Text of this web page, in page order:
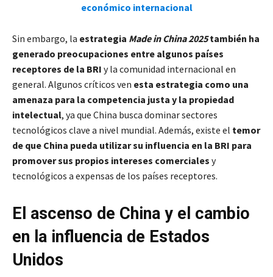
económico internacional
Sin embargo, la estrategia Made in China 2025también ha
generado preocupaciones entre algunos países
receptores de la BRI y la comunidad internacional en
general. Algunos críticos ven esta estrategia como una
amenaza para la competencia justa y la propiedad
intelectual, ya que China busca dominar sectores
tecnológicos clave a nivel mundial. Además, existe el temor
de que China pueda utilizar su influencia en la BRI para
promover sus propios intereses comerciales y
tecnológicos a expensas de los países receptores.
El ascenso de China y el cambio
en la influencia de Estados
Unidos